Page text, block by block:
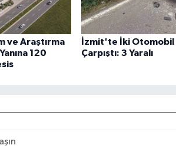
ve Araştırma
120
İzmit'te İki Otomobil
Çarpıştı: 3 Yaralı